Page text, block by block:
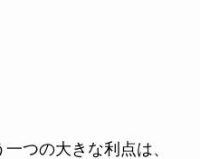
つの大きな利点は、